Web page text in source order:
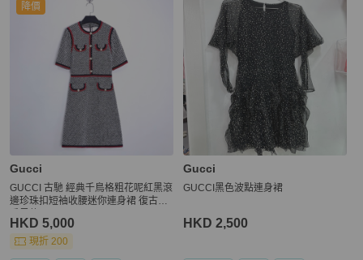
降價
Gucci
GUCCI 古馳 經典千鳥格粗花呢紅黑滾
邊珍珠扣短袖收腰迷你連身裙 復古小
HKD 5,000
現折 200
Gucci
GUCCI黑色波點連身裙
HKD 2,500